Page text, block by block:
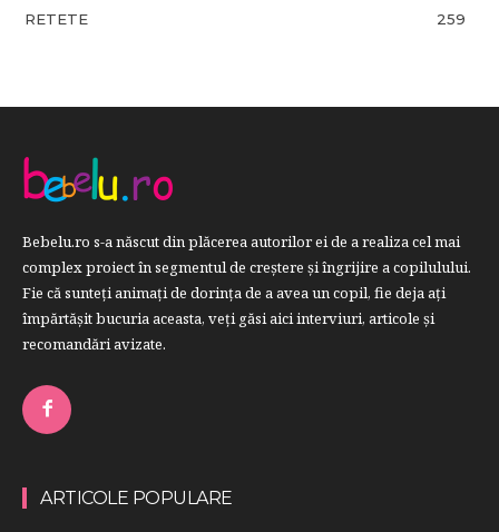
RETETE
259
Bebelu.ro s-a născut din plăcerea autorilor ei de a realiza cel mai
complex proiect în segmentul de creştere şi îngrijire a copilulului.
Fie că sunteţi animaţi de dorinţa de a avea un copil, fie deja aţi
împărtăşit bucuria aceasta, veți găsi aici interviuri, articole şi
recomandări avizate.
ARTICOLE POPULARE